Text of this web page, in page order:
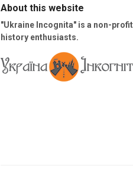
About this website
"Ukraine Incognita" is a non-
history enthusiasts.